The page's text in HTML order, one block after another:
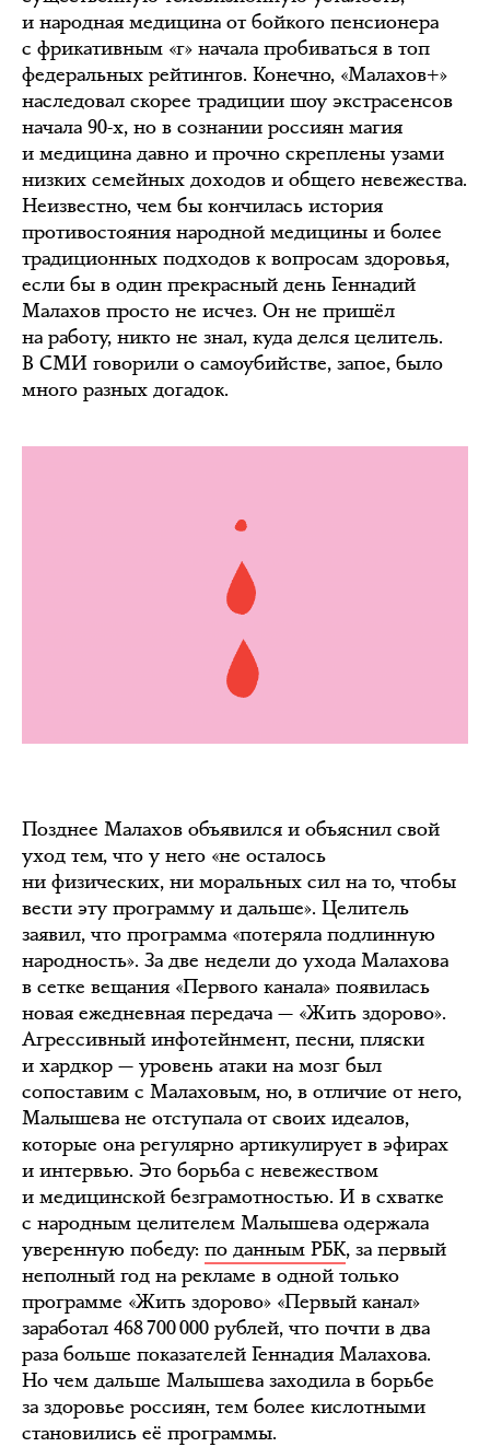
и народная медицина от бойкого пенсионера
с фрикативным «г» начала пробиваться в топ
федеральных рейтингов. Конечно, «Малахов+»
наследовал скорее традиции шоу экстрасенсов
начала 90-х, но в сознании россиян магия
и медицина давно и прочно скреплены узами
низких семейных доходов и общего невежества.
Неизвестно, чем бы кончилась история
противостояния народной медицины и более
традиционных подходов к вопросам здоровья,
если бы в один прекрасный день Геннадий
Малахов просто не исчез. Он не пришёл
на работу, никто не знал, куда делся целитель.
В СМИ говорили о самоубийстве, запое, было
много разных догадок.
Позднее Малахов объявился и объяснил свой
уход тем, что у него «не осталось
ни физических, ни моральных сил на то, чтобы
вести эту программу и дальше». Целитель
заявил, что программа «потеряла подлинную
народность». За две недели до ухода Малахова
в сетке вещания «Первого канала» появилась
новая ежедневная передача — «Жить здорово».
Агрессивный инфотейнмент, песни, пляски
и хардкор — уровень атаки на мозг был
сопоставим с Малаховым, но, в отличие от него,
Малышева не отступала от своих идеалов,
которые она регулярно артикулирует в эфирах
и интервью. Это борьба с невежеством
и медицинской безграмотностью. И в схватке
с народным целителем Малышева одержала
уверенную победу: по данным РБК, за первый
неполный год на рекламе в одной только
программе «Жить здорово» «Первый канал»
заработал 468 700 000 рублей, что почти в два
раза больше показателей Геннадия Малахова.
Но чем дальше Малышева заходила в борьбе
за здоровье россиян, тем более кислотными
становились её программы.